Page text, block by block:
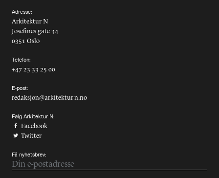
Made in Norway
Bokomtaler
Forfattere
Arkitekter
Adresse:
Arkitektur N
Josefines gate 34
0351 Oslo
Telefon:
+47 23 33 25 00
E-post:
redaksjon@arkitektur-n.no
Følg Arkitektur N:
Facebook
Twitter
Få nyhetsbrev: